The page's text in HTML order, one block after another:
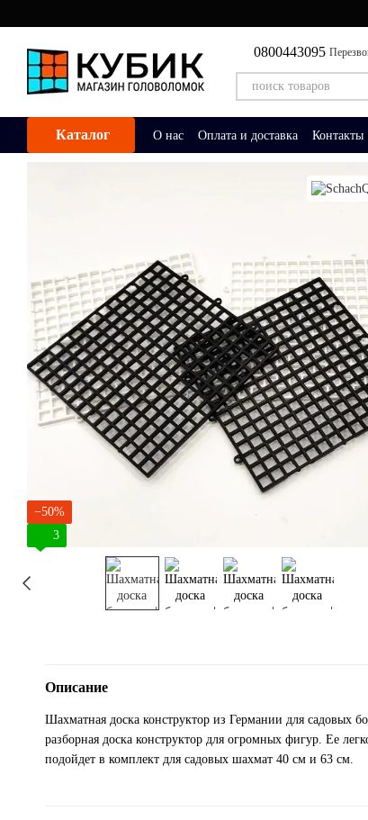
0800443095
Каталог О нас Оплата и доставка Контакты
−50%
3
Описание
Шахматная доска конструктор из Германии для садовых
разборная доска конструктор для огромных фигур. Ее
подойдет в комплект для садовых шахмат 40 см и 63 см.